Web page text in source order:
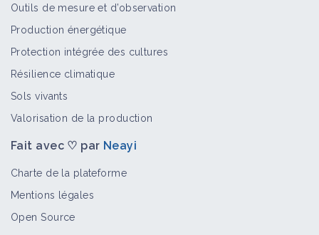
Bioagresseur
Outils de mesure et d’observation
Production énergétique
Protection intégrée des cultures
Résilience climatique
Sols vivants
Valorisation de la production
Fait avec ♡ par Neayi
Charte de la plateforme
Mentions légales
Open Source